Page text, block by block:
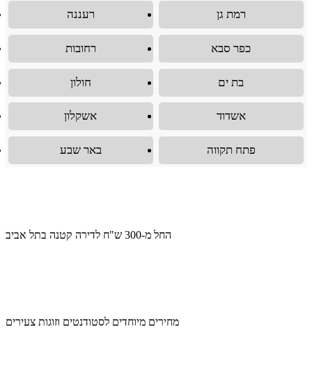
רעננה רמת גן
רחובות כפר סבא
חולון בת ים
אשקלון אשדוד
באר שבע פתח תקווה
החל מ-300 ש"ח לדירה קטנה בתל אביב
מחירים מיוחדים לסטודנטים וזוגות צעירים